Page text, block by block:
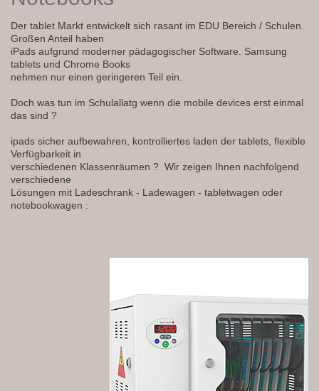
Der tablet Markt entwickelt sich rasant im EDU Bereich / Schulen.
Großen Anteil haben
iPads aufgrund moderner pädagogischer Software. Samsung
tablets und Chrome Books
nehmen nur einen geringeren Teil ein.
Doch was tun im Schulallatg wenn die mobile devices erst einmal
das sind ?
ipads sicher aufbewahren, kontrolliertes laden der tablets, flexible
Verfügbarkeit in
verschiedenen Klassenräumen ? Wir zeigen Ihnen nachfolgend
verschiedene
Lösungen mit Ladeschrank - Ladewagen - tabletwagen oder
notebookwagen :